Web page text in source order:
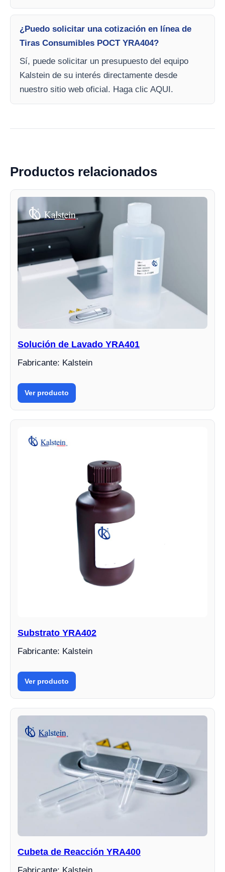
¿Puedo solicitar una cotización en línea de
Tiras Consumibles POCT YRA404?
Sí, puede solicitar un presupuesto del equipo
Kalstein de su interés directamente desde
nuestro sitio web oficial. Haga clic AQUI.
Productos relacionados
Solución de Lavado YRA401
Fabricante: Kalstein
Ver producto
Substrato YRA402
Fabricante: Kalstein
Ver producto
Cubeta de Reacción YRA400